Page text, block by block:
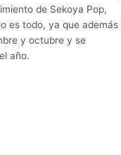
de Sekoya Pop,
es todo, ya que además
y octubre y se
año.